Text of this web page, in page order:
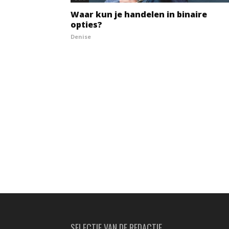
Waar kun je handelen in binaire
opties?
Denise